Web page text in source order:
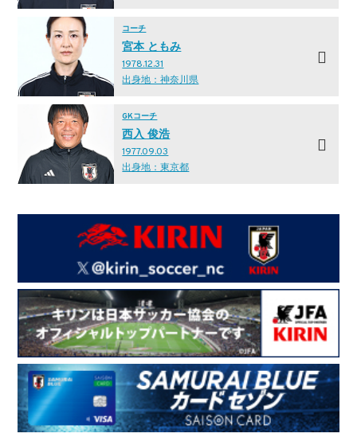
コーチ
宮本 ともみ
1978.12.31
出身地：神奈川県
GKコーチ
西入 俊浩
1977.09.03
出身地：東京都